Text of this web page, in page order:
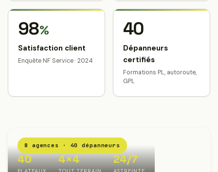
98%
Satisfaction client
Enquête NF Service · 2024
40
Dépanneurs
certifiés
Formations PL, autoroute,
GPL
8 agences · 40 dépanneurs
40 4×4 24/7